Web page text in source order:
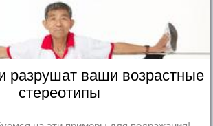
разрушат ваши возрастные
стереотипы